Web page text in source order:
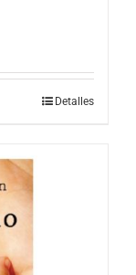
Detalles